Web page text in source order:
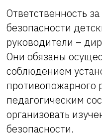
Ответственность
безопасности
руководители –
Они обязаны
соблюдением
противопожарного
педагогическим
организовать
безопасности.